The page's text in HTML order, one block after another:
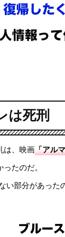
は死刑
は、映画「アル
たのだ。
い部分があった